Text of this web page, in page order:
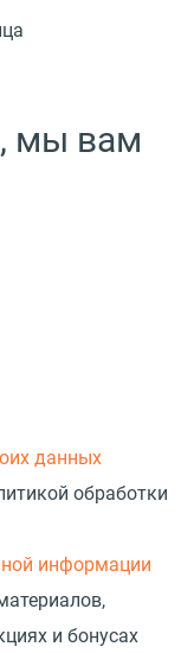
мы вам
данных
обработки
информации
и бонусах